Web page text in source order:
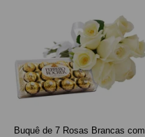
Buquê de 7 Rosas Brancas com